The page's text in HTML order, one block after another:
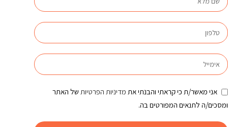
אני מאשר/ת כי קראתי והבנתי את מדיניות הפרטיות של האתר
ומסכים/ה לתנאים המפורטים בה.